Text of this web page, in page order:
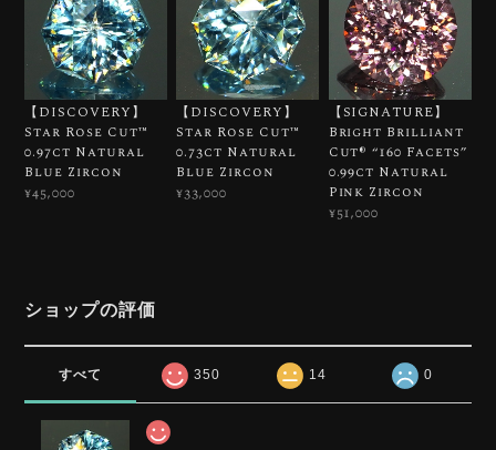
【DISCOVERY】
Star Rose Cut™️
0.97ct Natural
Blue Zircon
¥45,000
【DISCOVERY】
Star Rose Cut™️
0.73ct Natural
Blue Zircon
¥33,000
【SIGNATURE】
Bright Brilliant
Cut®︎ “160 Facets”
0.99ct Natural
Pink Zircon
¥51,000
ショップの評価
すべて 350 14 0